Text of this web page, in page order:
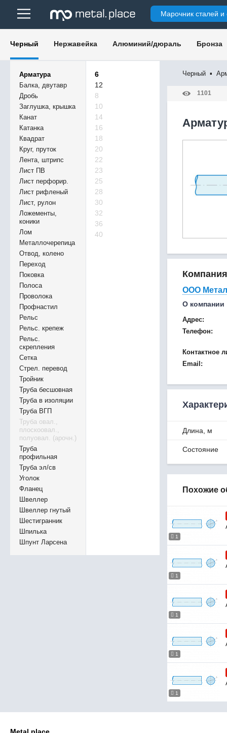
Марочник сталей и
Черный Нержавейка Алюминий/дюраль Бронза
Арматура
Балка, двутавр
Дробь
Заглушка, крышка
Канат
Катанка
Квадрат
Круг, пруток
Лента, штрипс
Лист ПВ
Лист перфорир.
Лист рифленый
Лист, рулон
Ложементы,
коники
Лом
Металлочерепица
Отвод, колено
Переход
Поковка
Полоса
Проволока
Профнастил
Рельс
Рельс. крепеж
Рельс.
скрепления
Сетка
Стрел. перевод
Тройник
Труба бесшовная
Труба в изоляции
Труба ВГП
Труба овал.,
плоскоовал.,
полуовал. (арочн.)
Труба
профильная
Труба эл/св
Уголок
Фланец
Швеллер
Швеллер гнутый
Шестигранник
Шпилька
Шпунт Ларсена
6
12
8
10
14
16
18
20
22
23
25
28
30
32
36
40
Черный ▪
1101
Компания
ООО
О компании
Адрес:
Телефон:
Контактное
Email:
Длина, м
Состояние
Похожие
1
1
1
1
1
Metal.place